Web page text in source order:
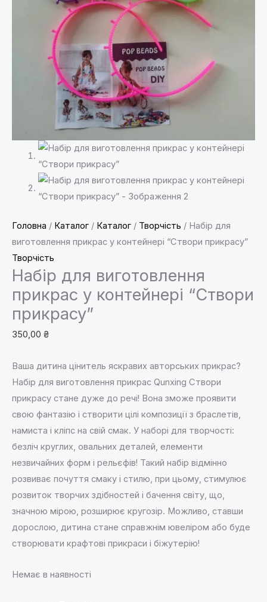
Головна / Каталог / Каталог / Творчість / Набір для
виготовлення прикрас у контейнері “Створи прикрасу”
Творчість
Набір для виготовлення
прикрас у контейнері “Створи
прикрасу”
350,00 ₴
Ваша дитина цінитель яскравих авторських прикрас?
Набір для виготовлення прикрас Qunxing Створи
прикрасу стане дуже до речі! Вона зможе проявити
свою фантазію і створити цілі композиції з браслетів,
намиста і кліпс на свій смак. У наборі для творчості:
безліч круглих, овальних деталей, елементи
незвичайних форм і рельєфів! Такий набір відмінно
розвиває почуття смаку і стилю, при цьому, стимулює
розвиток творчих здібностей і бачення світу, що,
значною мірою, розширює кругозір. Можливо, ставши
дорослою, дитина стане справжнім ювеліром або буде
створювати крафтові прикраси і біжутерію!
Немає в наявності